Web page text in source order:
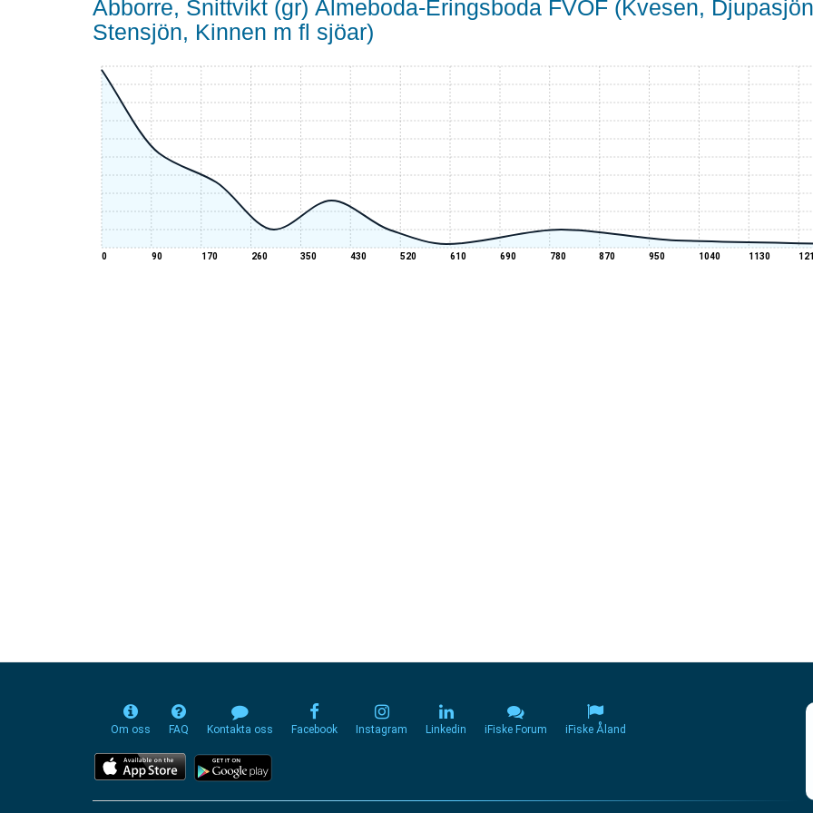
Abborre, Snittvikt (gr) Älmeboda-Eringsboda FVOF (Kvesen,
Stensjön, Kinnen m fl sjöar)
0 90 170 260 350 430 520 610 690 780 870 950 1040 1130
Om oss FAQ Kontakta oss Facebook Instagram Linkedin iFiske Forum iFiske Åland